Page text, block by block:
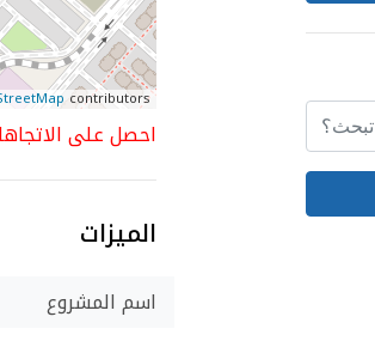
contributors
احصل على
الميزات
اسم المشروع